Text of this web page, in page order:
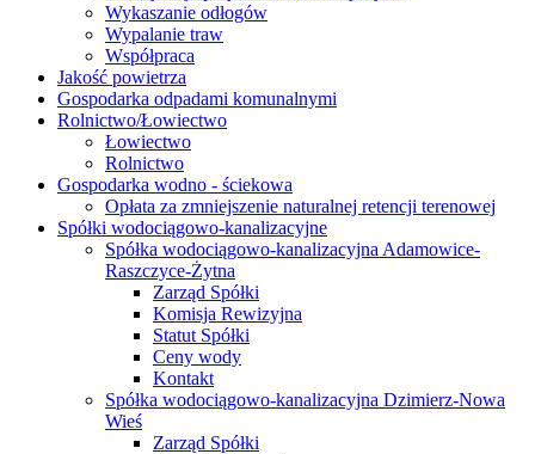
Wykaszanie odłogów
Wypalanie traw
Współpraca
Jakość powietrza
Gospodarka odpadami komunalnymi
Rolnictwo/Łowiectwo
Łowiectwo
Rolnictwo
Gospodarka wodno - ściekowa
Opłata za zmniejszenie naturalnej retencji terenowej
Spółki wodociągowo-kanalizacyjne
Spółka wodociągowo-kanalizacyjna Adamowice-
Raszczyce-Żytna
Zarząd Spółki
Komisja Rewizyjna
Statut Spółki
Ceny wody
Kontakt
Spółka wodociągowo-kanalizacyjna Dzimierz-Nowa
Wieś
Zarząd Spółki